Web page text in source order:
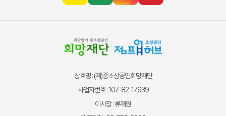
상호명 : (재)중소상공인희망재단
사업자번호 : 107-82-17939
이사장 : 류재원